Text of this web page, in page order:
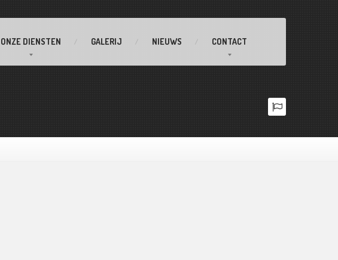
ONZE DIENSTEN GALERIJ NIEUWS CONTACT